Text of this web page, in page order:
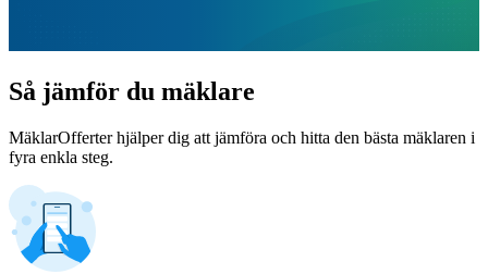
Så jämför du mäklare
MäklarOfferter hjälper dig att jämföra och hitta den bästa mäklaren i
fyra enkla steg.